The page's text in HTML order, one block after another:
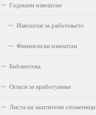
Годишни извештаи
Извештаи за работењето
Финансиски извештаи
Библиотека
Огласи за вработување
Листа на заштитени споменици